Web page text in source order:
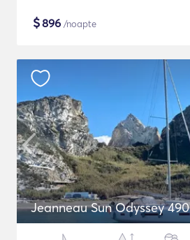
$896 /noapte
Jeanneau Sun Odyssey 490